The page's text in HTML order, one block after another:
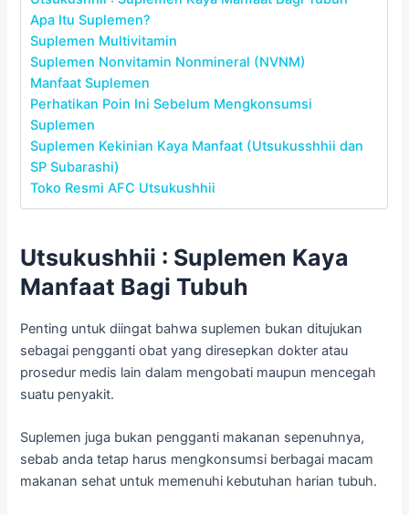
Apa Itu Suplemen?
Suplemen Multivitamin
Suplemen Nonvitamin Nonmineral (NVNM)
Manfaat Suplemen
Perhatikan Poin Ini Sebelum Mengkonsumsi
Suplemen
Suplemen Kekinian Kaya Manfaat (Utsukusshhii dan
SP Subarashi)
Toko Resmi AFC Utsukushhii
Utsukushhii : Suplemen Kaya
Manfaat Bagi Tubuh
Penting untuk diingat bahwa suplemen bukan ditujukan
sebagai pengganti obat yang diresepkan dokter atau
prosedur medis lain dalam mengobati maupun mencegah
suatu penyakit.
Suplemen juga bukan pengganti makanan sepenuhnya,
sebab anda tetap harus mengkonsumsi berbagai macam
makanan sehat untuk memenuhi kebutuhan harian tubuh.